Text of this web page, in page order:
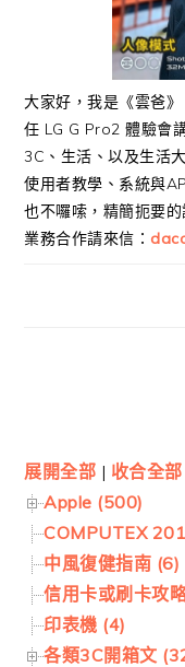
大家好，我是《雲爸
任 LG G Pro2 體驗會
3C、生活、以及生活
使用者教學、系統與
也不囉嗦，精簡扼要
業務合作請來信：
展開全部 | 收合全部
Apple (500)
COMPUTEX
中風復健指南 (6)
信用卡或刷卡攻
印表機 (4)
各類3C開箱文